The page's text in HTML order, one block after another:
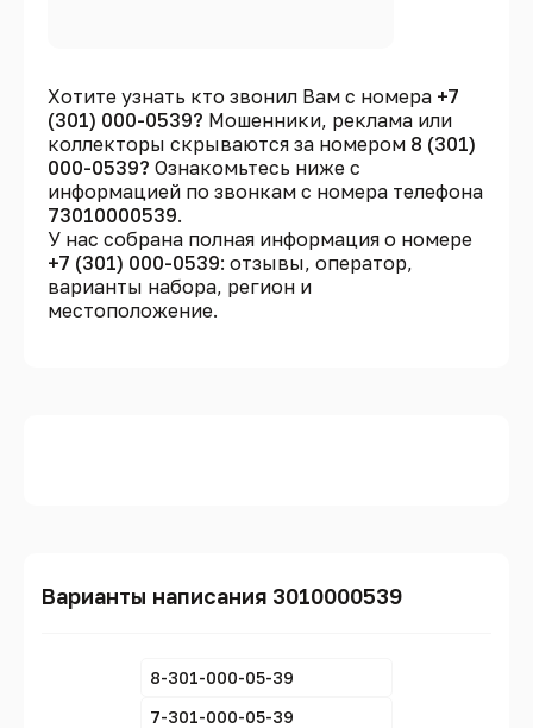
Хотите узнать кто звонил Вам с номера +7
(301) 000-0539? Мошенники, реклама или
коллекторы скрываются за номером 8 (301)
000-0539? Ознакомьтесь ниже с
информацией по звонкам с номера телефона
73010000539.
У нас собрана полная информация о номере
+7 (301) 000-0539: отзывы, оператор,
варианты набора, регион и
местоположение.
Варианты написания 3010000539
8-301-000-05-39
7-301-000-05-39